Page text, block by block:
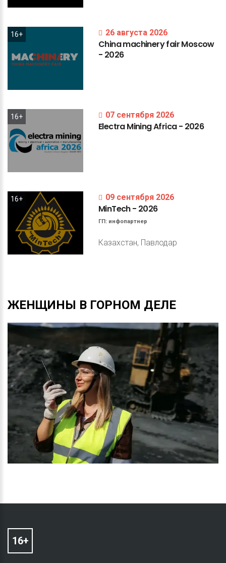
16+ 26 августа 2026
ChinamachineryfairMoscow
- 2026
16+ 07 сентября 2026
ElectraMiningAfrica- 2026
16+ 09 сентября 2026
MinTech- 2026
ГП: инфопартнер
Казахстан, Павлодар
ЖЕНЩИНЫ В ГОРНОМ ДЕЛЕ